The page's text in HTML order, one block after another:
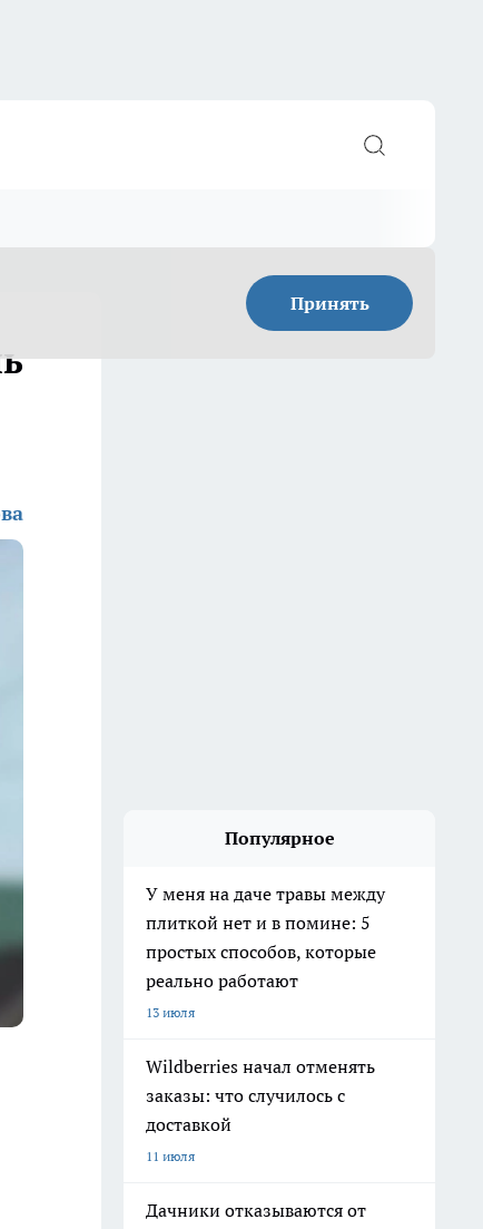
Принять
Популярное
У меня на даче травы между
плиткой нет и в помине: 5
простых способов, которые
реально работают
13 июля
Wildberries начал отменять
заказы: что случилось с
доставкой
11 июля
Дачники отказываются от